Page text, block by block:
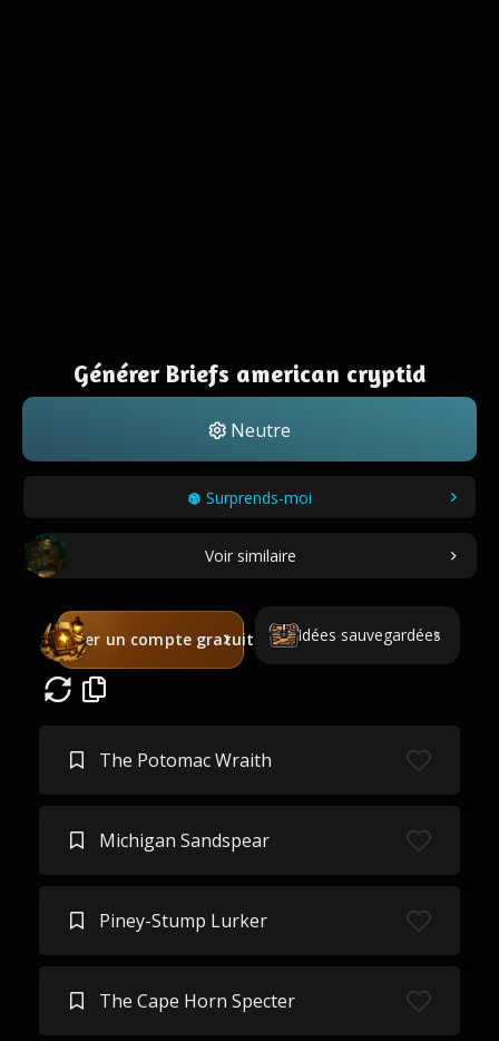
Générer Briefs american cryptid
Neutre
Surprends-moi
Voir similaire
Créer un compte gratuit Idées sauvegardées
The Potomac Wraith
Michigan Sandspear
Piney-Stump Lurker
The Cape Horn Specter